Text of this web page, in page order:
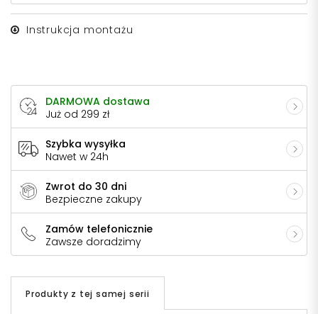
Instrukcja montażu
DARMOWA dostawa
Już od 299 zł
Szybka wysyłka
Nawet w 24h
Zwrot do 30 dni
Bezpieczne zakupy
Zamów telefonicznie
Zawsze doradzimy
Produkty z tej samej serii